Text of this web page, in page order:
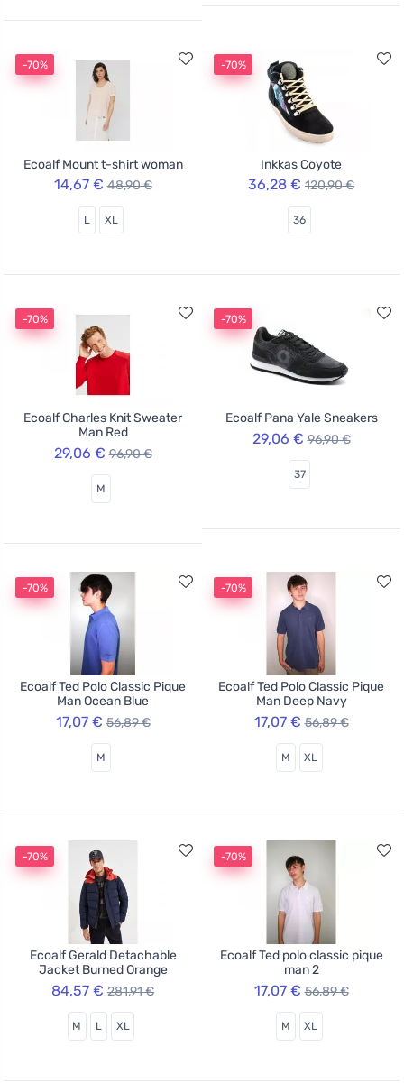
-70%
Ecoalf Mount t-shirt woman
14,67 € 48,90 €
L XL
-70%
Inkkas Coyote
36,28 € 120,90 €
36
-70%
Ecoalf Charles Knit Sweater
Man Red
29,06 € 96,90 €
M
-70%
Ecoalf Pana Yale Sneakers
29,06 € 96,90 €
37
-70%
Ecoalf Ted Polo Classic Pique
Man Ocean Blue
17,07 € 56,89 €
M
-70%
Ecoalf Ted Polo Classic Pique
Man Deep Navy
17,07 € 56,89 €
M XL
-70%
Ecoalf Gerald Detachable
Jacket Burned Orange
84,57 € 281,91 €
M L XL
-70%
Ecoalf Ted polo classic pique
man 2
17,07 € 56,89 €
M XL